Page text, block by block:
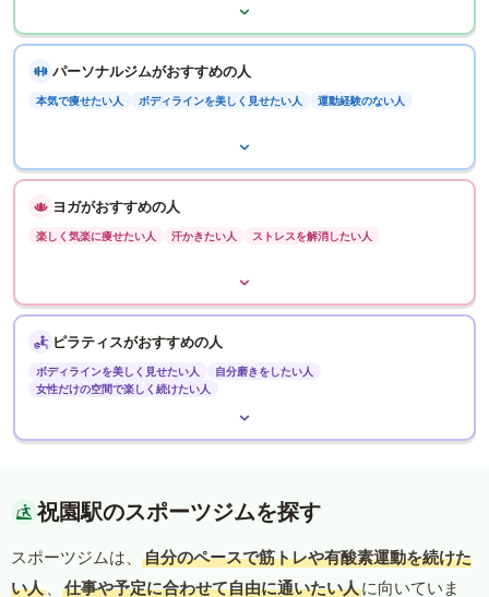
パーソナルジムがおすすめの人
本気で痩せたい人 ボディラインを美しく見せたい人 運動経験のない人
ヨガがおすすめの人
楽しく気楽に痩せたい人 汗かきたい人 ストレスを解消したい人
ピラティスがおすすめの人
ボディラインを美しく見せたい人
自分磨きをしたい人
女性だけの空間で楽しく続けたい人
祝園駅のスポーツジムを探す
スポーツジムは、
自分のペースで筋トレや有酸素運動を続けた
い人 、 仕事や予定に合わせて自由に通いたい人に向いていま